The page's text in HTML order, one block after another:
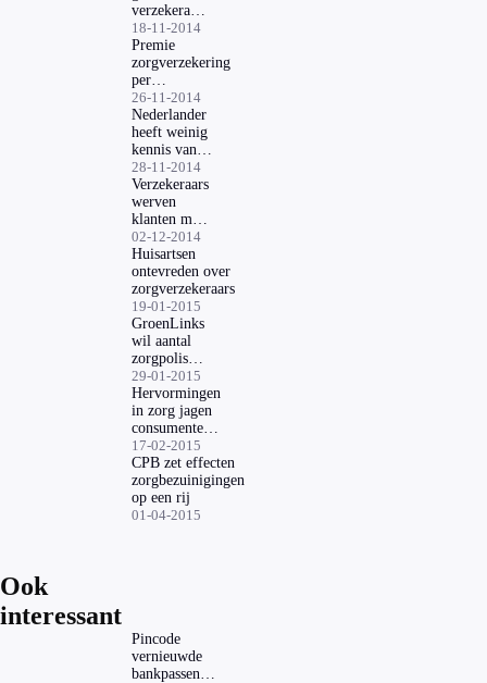
verzekeraars
bekend
18-11-2014
Premie
zorgverzekering
per
vergelijkingssite
anders
26-11-2014
Nederlander
heeft weinig
kennis van
zorgverzekering
28-11-2014
Verzekeraars
werven
klanten met
zorggeld
02-12-2014
Huisartsen
ontevreden over
zorgverzekeraars
19-01-2015
GroenLinks
wil aantal
zorgpolissen
beperken
29-01-2015
Hervormingen
in zorg jagen
consumenten
op kosten
17-02-2015
CPB zet effecten
zorgbezuinigingen
op een rij
01-04-2015
Ook
interessant
Pincode
vernieuwde
bankpassen